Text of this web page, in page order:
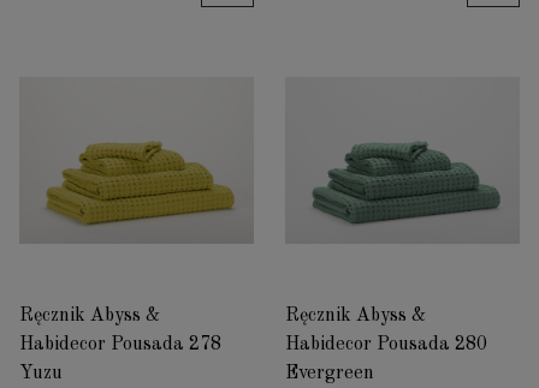
Ręcznik Abyss &
Habidecor Pousada 278
Yuzu
Ręcznik Abyss &
Habidecor Pousada 280
Evergreen